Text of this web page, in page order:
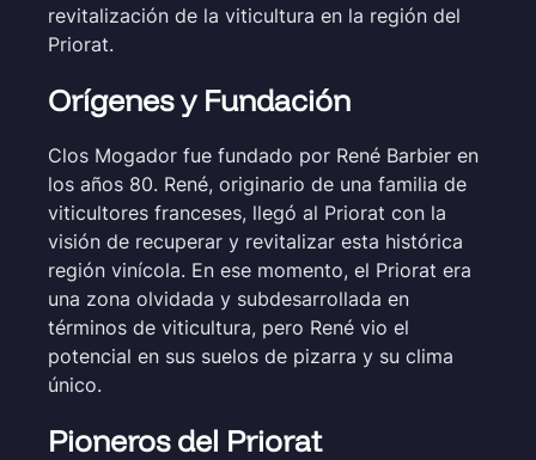
revitalización de la viticultura en la región del
Priorat.
Orígenes y Fundación
Clos Mogador fue fundado por René Barbier en
los años 80. René, originario de una familia de
viticultores franceses, llegó al Priorat con la
visión de recuperar y revitalizar esta histórica
región vinícola. En ese momento, el Priorat era
una zona olvidada y subdesarrollada en
términos de viticultura, pero René vio el
potencial en sus suelos de pizarra y su clima
único.
Pioneros del Priorat